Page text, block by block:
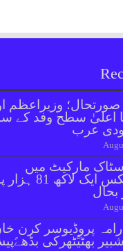
وزیراعظم
اعلیٰ سطح وفد کے
عرب
مارکیٹ میں
تیزی،انڈیکس ایک
پروڈیوسر کرن
شبیر بھٹیًٹھرکی